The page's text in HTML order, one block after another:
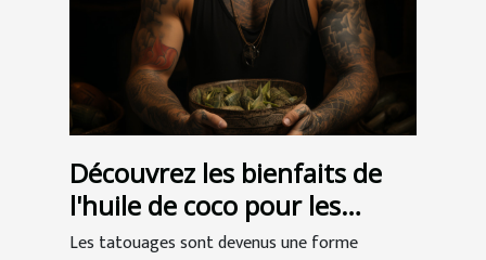
Découvrez les bienfaits de
l'huile de coco pour les
tatouages
Les tatouages sont devenus une forme